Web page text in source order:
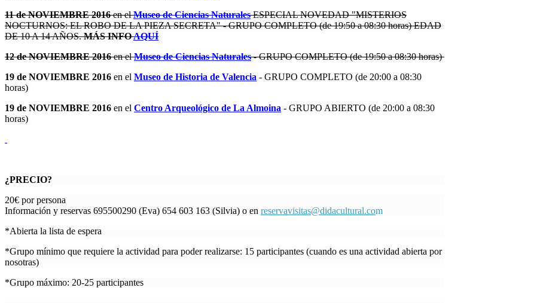
11 de NOVIEMBRE 2016en elMuseo de Ciencias NaturalesESPECIAL NOVEDAD "MISTERIOS
NOCTURNOS: EL ROBO DE LA PIEZA SECRETA" - GRUPO COMPLETO (de 19:50 a 08:30 horas) EDAD
DE 10 A 14 AÑOS.MÁS INFOAQUÍ
12 de NOVIEMBRE 2016en elMuseo de Ciencias Naturales- GRUPO COMPLETO (de 19:50 a 08:30 horas)
19 de NOVIEMBRE 2016 en el Museo de Historia de Valencia - GRUPO COMPLETO (de 20:00 a 08:30
horas)
19 de NOVIEMBRE 2016 en el Centro Arqueológico de La Almoina - GRUPO ABIERTO (de 20:00 a 08:30
horas)
¿PRECIO?
20€ por persona
Información y reservas 695500290 (Eva) 654 603 163 (Silvia) o en reservavisitas@didacultural.com
*Abierta la lista de espera
*Grupo mínimo que requiere la actividad para poder realizarse: 15 participantes (cuando es una actividad abierta por
nosotras)
*Grupo máximo: 20-25 participantes